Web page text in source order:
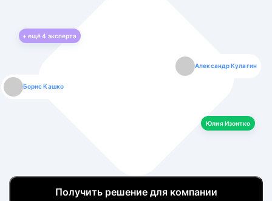
+ ещё4 эксперта
Борис Кашко
Александр Кулагин
Юлия Изоитко
Юлия Изоитко
Даниил Макаров
Александр Кулагин
Екатерина Лазаренко
Даниил Макаров
Борис Кашко
Екатерина Лазаренко
Юлия Изоитко
Получить решение для компании